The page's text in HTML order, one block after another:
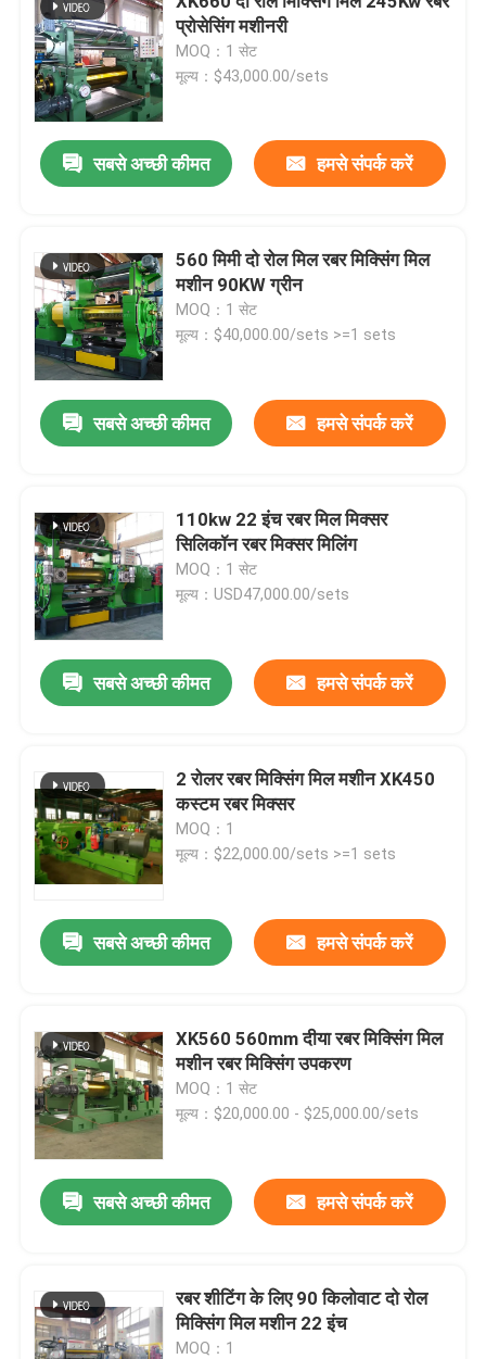
उत्पादों
प्रोसेसिंग मशीनरी
MOQ：1 सेट
मूल्य：$43,000.00/sets
सबसे अच्छी कीमत हमसे संपर्क करें
560 मिमी दो रोल मिल रबर मिक्सिंग मिल
मशीन 90KW ग्रीन
MOQ：1 सेट
मूल्य：$40,000.00/sets >=1 sets
सबसे अच्छी कीमत हमसे संपर्क करें
110kw 22 इंच रबर मिल मिक्सर
सिलिकॉन रबर मिक्सर मिलिंग
MOQ：1 सेट
मूल्य：USD47,000.00/sets
सबसे अच्छी कीमत हमसे संपर्क करें
2 रोलर रबर मिक्सिंग मिल मशीन XK450
कस्टम रबर मिक्सर
MOQ：1
मूल्य：$22,000.00/sets >=1 sets
सबसे अच्छी कीमत हमसे संपर्क करें
XK560 560mm दीया रबर मिक्सिंग मिल
मशीन रबर मिक्सिंग उपकरण
MOQ：1 सेट
मूल्य：$20,000.00 - $25,000.00/sets
सबसे अच्छी कीमत हमसे संपर्क करें
रबर शीटिंग के लिए 90 किलोवाट दो रोल
मिक्सिंग मिल मशीन 22 इंच
MOQ：1